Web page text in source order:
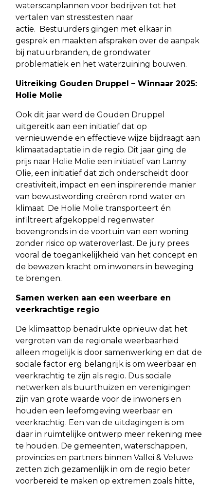
waterscanplannen voor bedrijven tot het
vertalen van stresstesten naar
actie. Bestuurders gingen met elkaar in
gesprek en maakten afspraken over de aanpak
bij natuurbranden, de grondwater
problematiek en het waterzuining bouwen.
Uitreiking Gouden Druppel – Winnaar 2025:
Holie Molie
Ook dit jaar werd de Gouden Druppel
uitgereitk aan een initiatief dat op
vernieuwende en effectieve wijze bijdraagt aan
klimaatadaptatie in de regio. Dit jaar ging de
prijs naar Holie Molie een initiatief van Lanny
Olie, een initiatief dat zich onderscheidt door
creativiteit, impact en een inspirerende manier
van bewustwording creëren rond water en
klimaat. De Holie Molie transporteert én
infiltreert afgekoppeld regenwater
bovengronds in de voortuin van een woning
zonder risico op wateroverlast. De jury prees
vooral de toegankelijkheid van het concept en
de bewezen kracht om inwoners in beweging
te brengen.
Samen werken aan een weerbare en
veerkrachtige regio
De klimaattop benadrukte opnieuw dat het
vergroten van de regionale weerbaarheid
alleen mogelijk is door samenwerking en dat de
sociale factor erg belangrijk is om weerbaar en
veerkrachtig te zijn als regio. Dus sociale
netwerken als buurthuizen en verenigingen
zijn van grote waarde voor de inwoners en
houden een leefomgeving weerbaar en
veerkrachtig. Een van de uitdagingen is om
daar in ruimtelijke ontwerp meer rekening mee
te houden. De gemeenten, waterschappen,
provincies en partners binnen Vallei & Veluwe
zetten zich gezamenlijk in om de regio beter
voorbereid te maken op extremen zoals hitte,